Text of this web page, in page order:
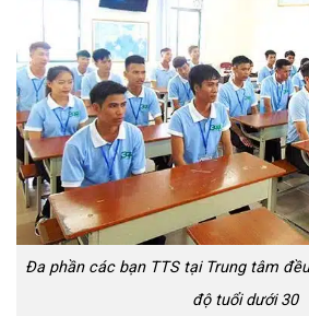
Đa phần các bạn TTS tại Trung tâm
độ tuổi dưới 30